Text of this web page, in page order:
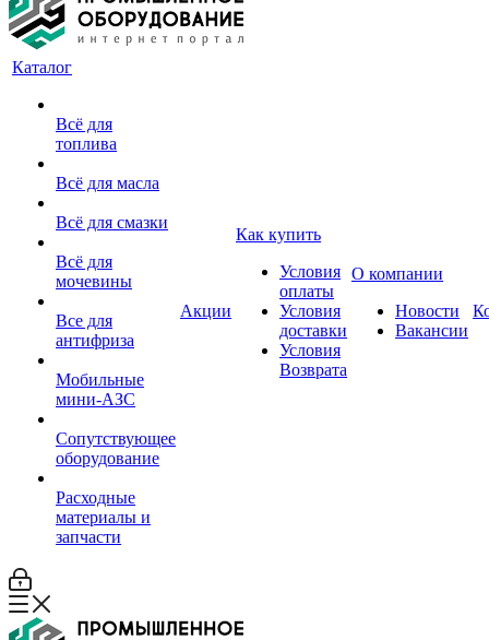
Каталог
Всё для
топлива
Всё для масла
Всё для смазки
Всё для
мочевины
Все для
антифриза
Мобильные
мини-АЗС
Сопутствующее
оборудование
Расходные
материалы и
запчасти
Акции
Как купить
Условия
оплаты
Условия
доставки
Условия
Возврата
О компании
Новости
Вакансии